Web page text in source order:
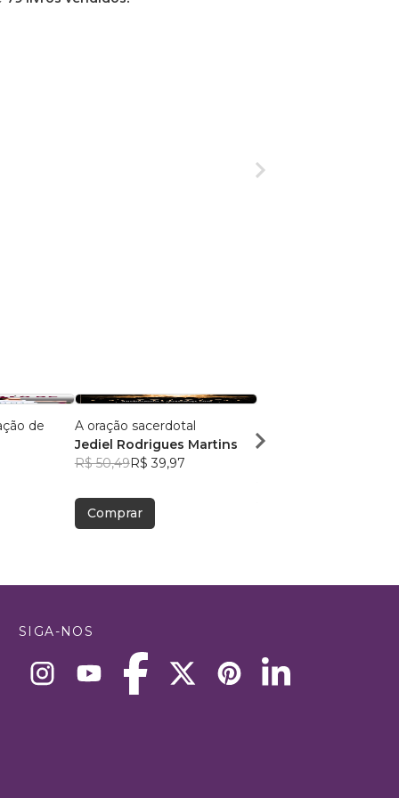
de
A oração sacerdotal
Jediel Rodrigues Martins
R$ 50,49R$ 39,97
Comprar
Mulheres
SIGA-NOS